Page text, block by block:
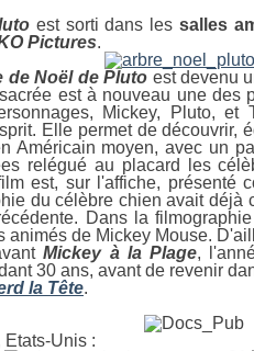
est sorti dans les salles
Pictures.
de Noël de Pluto est devenu
est à nouveau une des
Mickey, Pluto,
Elle permet de découvrir,
Américain moyen, avec un
relégué au placard les
est, sur l'affiche, présenté
du célèbre chien avait déjà
Dans la
animés de Mickey Mouse.
Mickey à la Plage,
30 ans, avant de revenir
la Tête.
Unis :